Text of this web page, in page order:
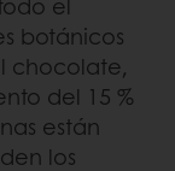
botánicos
chocolate,
del 15 %
están
los